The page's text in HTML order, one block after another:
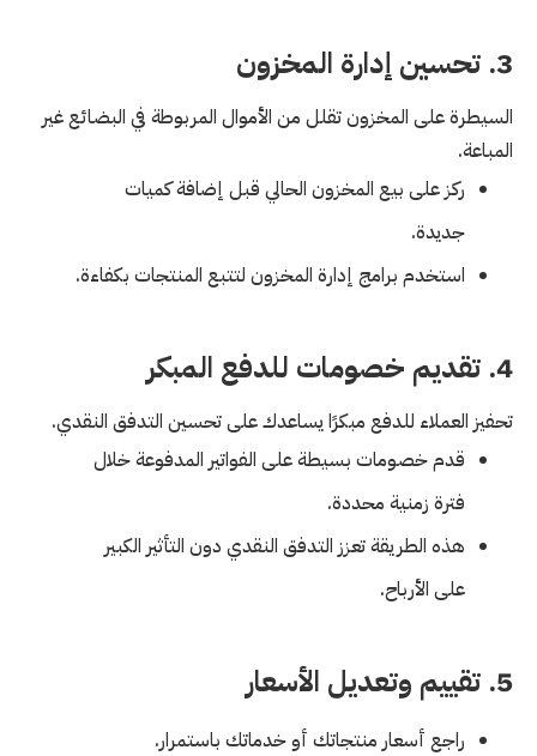
3. تحسين إدارة المخزون
السيطرة على المخزون تقلل من الأموال المربوطة في البضائع غير
المباعة.
ركز على بيع المخزون الحالي قبل إضافة كميات
جديدة.
استخدم برامج إدارة المخزون لتتبع المنتجات بكفاءة.
4. تقديم خصومات للدفع المبكر
تحفيز العملاء للدفع مبكرًا يساعدك على تحسين التدفق النقدي.
قدم خصومات بسيطة على الفواتير المدفوعة خلال
فترة زمنية محددة.
هذه الطريقة تعزز التدفق النقدي دون التأثير الكبير
على الأرباح.
5. تقييم وتعديل الأسعار
راجع أسعار منتجاتك أو خدماتك باستمرار.